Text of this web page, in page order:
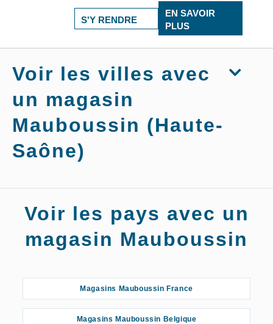
EN SAVOIR
PLUS
S'Y RENDRE
Voir les villes avec
un magasin
Mauboussin (Haute-
Saône)
Mauboussin
Vesoul
Voir les pays avec un
magasin Mauboussin
Magasins Mauboussin France
Magasins Mauboussin Belgique